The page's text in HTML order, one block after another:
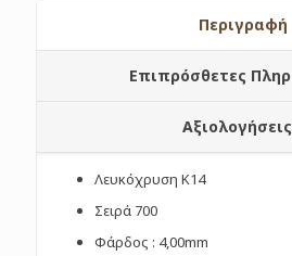
Περιγραφή
Επιπρόσθετες
Αξιολογήσεις
Λευκόχρυση Κ14
Σειρά 700
Φάρδος : 4,00mm